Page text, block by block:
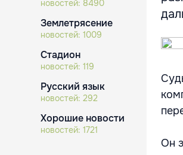
новостей: 8490
Землетрясение
новостей: 1009
Стадион
новостей: 119
Русский язык
новостей: 292
Хорошие новости
новостей: 1721
Он